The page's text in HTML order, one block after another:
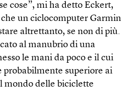
cose”, mi ha detto Eckert,
un ciclocomputer Garmin
altrettanto, se non di più.
al manubrio di una
le mani da poco e il cui
probabilmente superiore ai
mondo delle biciclette